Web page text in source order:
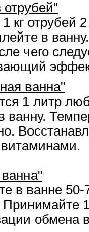
отрубей"
кг отрубей
в
чего
ванна"
1 литр
ванну.
в ванне
Принимайте
обмена